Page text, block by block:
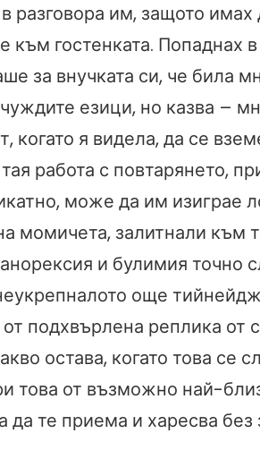
разговора им, защото имах
към гостенката. Попаднах
за внучката си, че била
езици, но казва –
когато я видела, да се
работа с повтарянето,
може да им изиграе
момичета, залитнали към
и булимия точно
още
подхвърлена реплика от
остава, когато това се
това от възможно най-
да те приема и харесва